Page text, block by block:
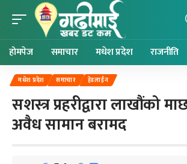
होमपेज समाचार मधेश प्रदेश राजनीति
मधेश प्रदेश समाचार हेडलाईन
सशस्त्र प्रहरीद्वारा लाखौंको
अवैध सामान बरामद